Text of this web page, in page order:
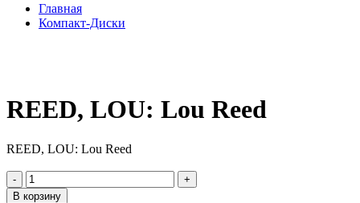
Главная
Компакт-Диски
REED, LOU: Lou Reed
REED, LOU: Lou Reed
-
+
В корзину